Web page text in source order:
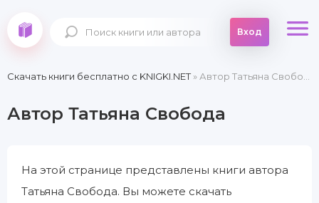
Вход
Скачать книги бесплатно c KNIGKI.NET» Автор Татьяна Свобода
Автор Татьяна Свобода
На этой странице представлены книги автора
Татьяна Свобода. Вы можете скачать